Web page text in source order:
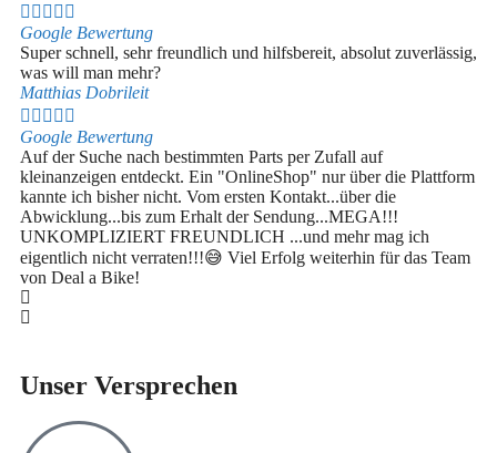
    
Google Bewertung
Super schnell, sehr freundlich und hilfsbereit, absolut zuverlässig,
was will man mehr?
Matthias Dobrileit
    
Google Bewertung
Auf der Suche nach bestimmten Parts per Zufall auf
kleinanzeigen entdeckt. Ein "OnlineShop" nur über die Plattform
kannte ich bisher nicht. Vom ersten Kontakt...über die
Abwicklung...bis zum Erhalt der Sendung...MEGA!!!
UNKOMPLIZIERT FREUNDLICH ...und mehr mag ich
eigentlich nicht verraten!!!😅 Viel Erfolg weiterhin für das Team
von Deal a Bike!
Unser Versprechen